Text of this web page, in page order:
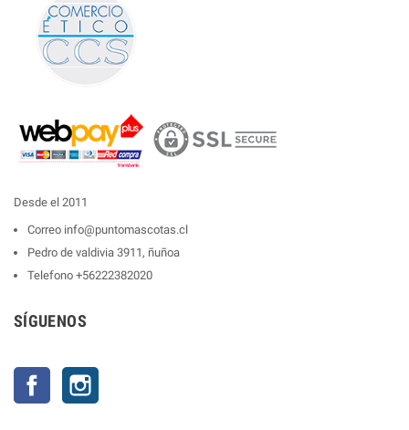
Desde el 2011
Correo info@puntomascotas.cl
Pedro de valdivia 3911, ñuñoa
Telefono +56222382020
SÍGUENOS
Facebook